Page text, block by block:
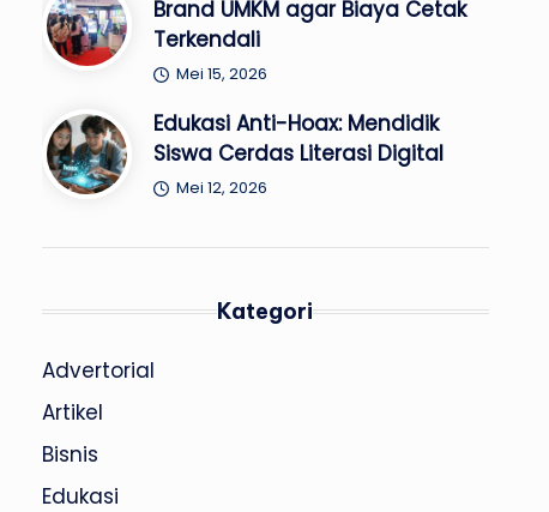
Brand UMKM agar Biaya Cetak
Terkendali
Mei 15, 2026
Edukasi Anti-Hoax: Mendidik
Siswa Cerdas Literasi Digital
Mei 12, 2026
Kategori
Advertorial
Artikel
Bisnis
Edukasi